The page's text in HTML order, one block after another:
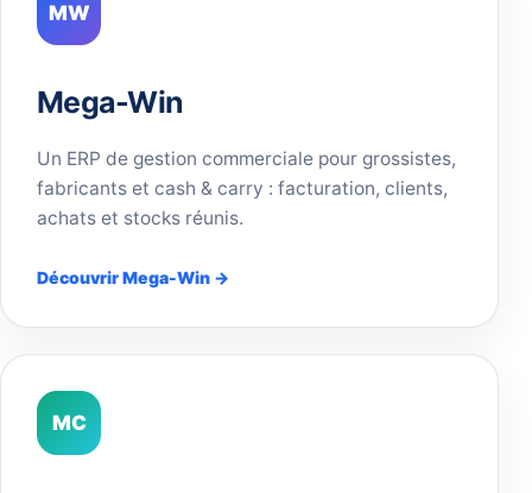
MW
Mega-Win
Un ERP de gestion commerciale pour grossistes,
fabricants et cash & carry : facturation, clients,
achats et stocks réunis.
Découvrir Mega-Win →
MC